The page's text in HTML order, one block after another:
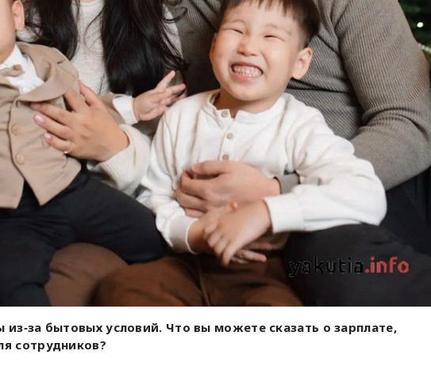
бытовых условий. Что вы можете сказать о зарплате,
сотрудников?